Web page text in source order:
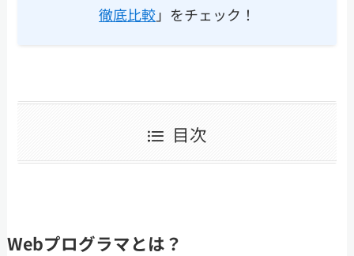
徹底比較」をチェック！
目次
Webプログラマとは？